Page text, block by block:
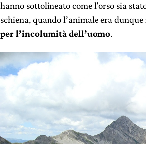
hanno sottolineato come l’orso sia
schiena, quando l’animale era dunque
per l’incolumità dell’uomo.